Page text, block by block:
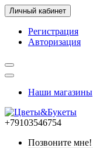
Личный кабинет
Регистрация
Авторизация
Наши магазины
+79103546754
Позвоните мне!